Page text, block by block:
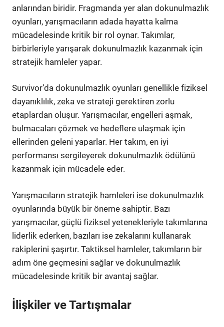
anlarından biridir. Fragmanda yer alan dokunulmazlık
oyunları, yarışmacıların adada hayatta kalma
mücadelesinde kritik bir rol oynar. Takımlar,
birbirleriyle yarışarak dokunulmazlık kazanmak için
stratejik hamleler yapar.
Survivor’da dokunulmazlık oyunları genellikle fiziksel
dayanıklılık, zeka ve strateji gerektiren zorlu
etaplardan oluşur. Yarışmacılar, engelleri aşmak,
bulmacaları çözmek ve hedeflere ulaşmak için
ellerinden geleni yaparlar. Her takım, en iyi
performansı sergileyerek dokunulmazlık ödülünü
kazanmak için mücadele eder.
Yarışmacıların stratejik hamleleri ise dokunulmazlık
oyunlarında büyük bir öneme sahiptir. Bazı
yarışmacılar, güçlü fiziksel yetenekleriyle takımlarına
liderlik ederken, bazıları ise zekalarını kullanarak
rakiplerini şaşırtır. Taktiksel hamleler, takımların bir
adım öne geçmesini sağlar ve dokunulmazlık
mücadelesinde kritik bir avantaj sağlar.
İlişkiler ve Tartışmalar